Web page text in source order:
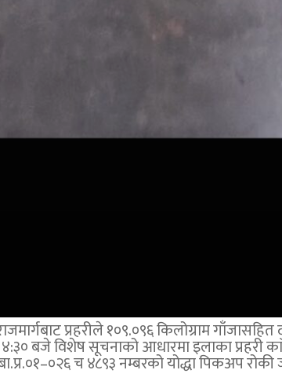
प्रहरीले १०९.०९६ किलोग्राम
बजे विशेष सूचनाको आधारमा इलाका प्रहरी
च ४८९३ नम्बरको योद्धा पिकअप